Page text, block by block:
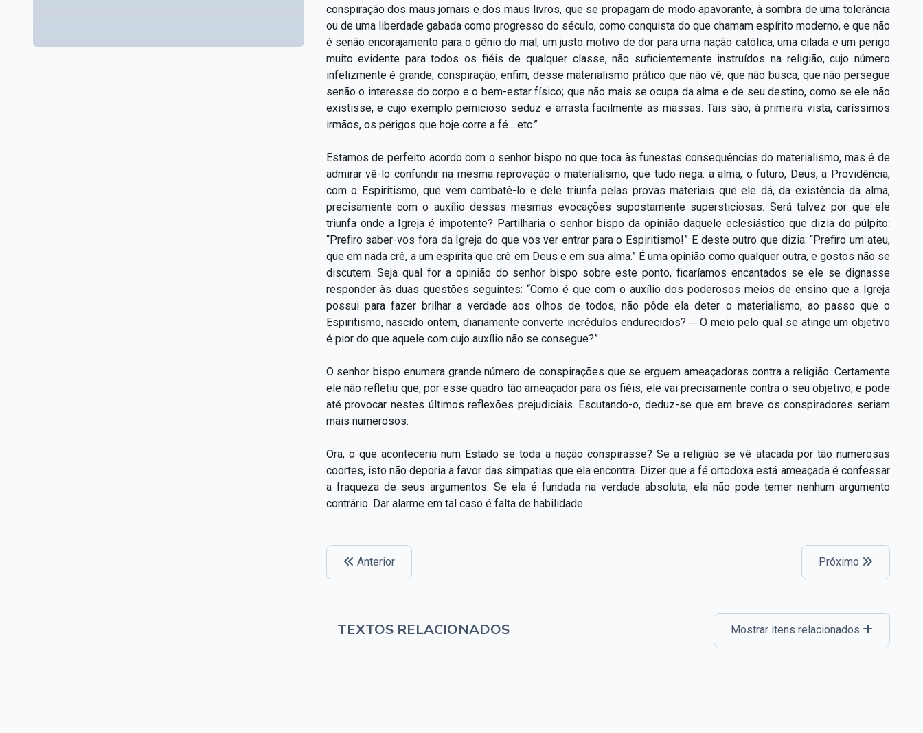
conspiração dos maus jornais e dos maus livros, que se propagam de modo apavorante, à sombra de uma tolerância
ou de uma liberdade gabada como progresso do século, como conquista do que chamam espírito moderno, e que não
é senão encorajamento para o gênio do mal, um justo motivo de dor para uma nação católica, uma cilada e um perigo
muito evidente para todos os fiéis de qualquer classe, não suficientemente instruídos na religião, cujo número
infelizmente é grande; conspiração, enfim, desse materialismo prático que não vê, que não busca, que não persegue
senão o interesse do corpo e o bem-estar físico; que não mais se ocupa da alma e de seu destino, como se ele não
existisse, e cujo exemplo pernicioso seduz e arrasta facilmente as massas. Tais são, à primeira vista, caríssimos
irmãos, os perigos que hoje corre a fé... etc.”
Estamos de perfeito acordo com o senhor bispo no que toca às funestas consequências do materialismo, mas é de
admirar vê-lo confundir na mesma reprovação o materialismo, que tudo nega: a alma, o futuro, Deus, a Providência,
com o Espiritismo, que vem combatê-lo e dele triunfa pelas provas materiais que ele dá, da existência da alma,
precisamente com o auxílio dessas mesmas evocações supostamente supersticiosas. Será talvez por que ele
triunfa onde a Igreja é impotente? Partilharia o senhor bispo da opinião daquele eclesiástico que dizia do púlpito:
“Prefiro saber-vos fora da Igreja do que vos ver entrar para o Espiritismo!” E deste outro que dizia: “Prefiro um ateu,
que em nada crê, a um espírita que crê em Deus e em sua alma.” É uma opinião como qualquer outra, e gostos não se
discutem. Seja qual for a opinião do senhor bispo sobre este ponto, ficaríamos encantados se ele se dignasse
responder às duas questões seguintes: “Como é que com o auxílio dos poderosos meios de ensino que a Igreja
possui para fazer brilhar a verdade aos olhos de todos, não pôde ela deter o materialismo, ao passo que o
Espiritismo, nascido ontem, diariamente converte incrédulos endurecidos? ─ O meio pelo qual se atinge um objetivo
é pior do que aquele com cujo auxílio não se consegue?”
O senhor bispo enumera grande número de conspirações que se erguem ameaçadoras contra a religião. Certamente
ele não refletiu que, por esse quadro tão ameaçador para os fiéis, ele vai precisamente contra o seu objetivo, e pode
até provocar nestes últimos reflexões prejudiciais. Escutando-o, deduz-se que em breve os conspiradores seriam
mais numerosos.
Ora, o que aconteceria num Estado se toda a nação conspirasse? Se a religião se vê atacada por tão numerosas
coortes, isto não deporia a favor das simpatias que ela encontra. Dizer que a fé ortodoxa está ameaçada é confessar
a fraqueza de seus argumentos. Se ela é fundada na verdade absoluta, ela não pode temer nenhum argumento
contrário. Dar alarme em tal caso é falta de habilidade.
Anterior Próximo
TEXTOS RELACIONADOS Mostrar itens relacionados